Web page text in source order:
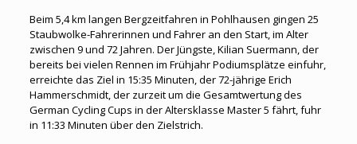
Beim 5,4 km langen Bergzeitfahren in Pohlhausen gingen 25
Staubwolke-Fahrerinnen und Fahrer an den Start, im Alter
zwischen 9 und 72 Jahren. Der Jüngste, Kilian Suermann, der
bereits bei vielen Rennen im Frühjahr Podiumsplätze einfuhr,
erreichte das Ziel in 15:35 Minuten, der 72-jährige Erich
Hammerschmidt, der zurzeit um die Gesamtwertung des
German Cycling Cups in der Altersklasse Master 5 fährt, fuhr
in 11:33 Minuten über den Zielstrich.